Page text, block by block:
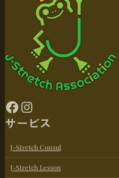
Facebook Instagram
サービス
J-Stretch Consul
J-Stretch Lesson